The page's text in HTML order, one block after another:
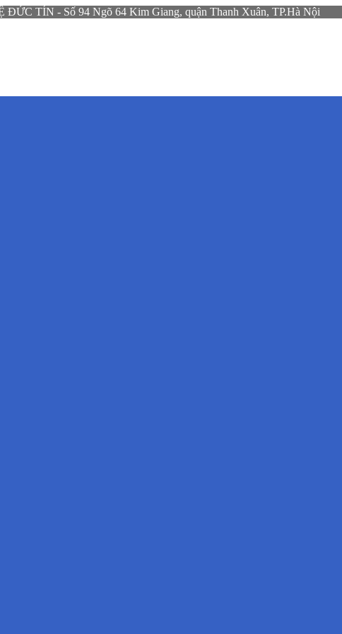
TÍN - Số 94 Ngõ 64 Kim Giang, quận Thanh Xuân, TP.Hà Nội